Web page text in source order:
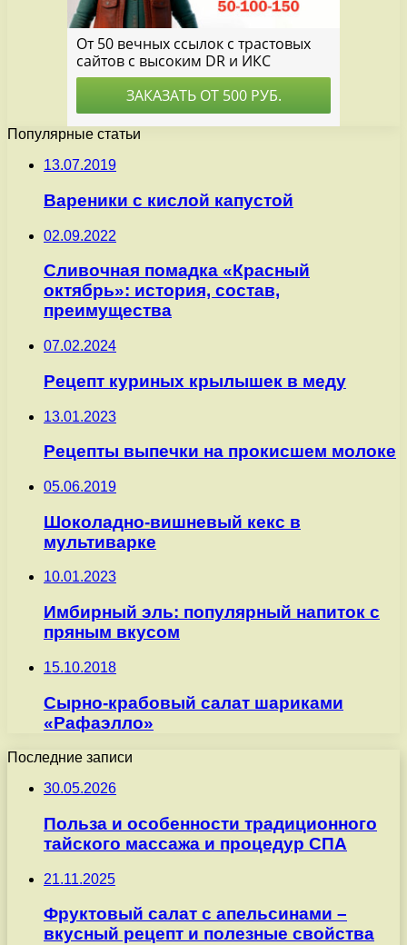
Популярные статьи
13.07.2019
Вареники с кислой капустой
02.09.2022
Сливочная помадка «Красный
октябрь»: история, состав,
преимущества
07.02.2024
Рецепт куриных крылышек в меду
13.01.2023
Рецепты выпечки на прокисшем молоке
05.06.2019
Шоколадно-вишневый кекс в
мультиварке
10.01.2023
Имбирный эль: популярный напиток с
пряным вкусом
15.10.2018
Сырно-крабовый салат шариками
«Рафаэлло»
Последние записи
30.05.2026
Польза и особенности традиционного
тайского массажа и процедур СПА
21.11.2025
Фруктовый салат с апельсинами –
вкусный рецепт и полезные свойства